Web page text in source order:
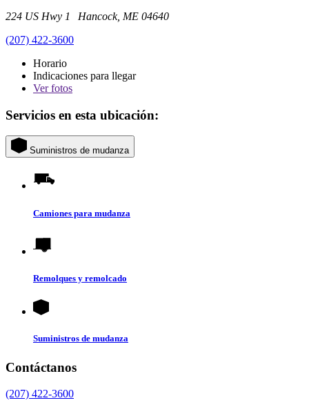
224 US Hwy 1 Hancock, ME 04640
(207) 422-3600
Horario
Indicaciones para llegar
Verfotos
Servicios en esta ubicación:
Suministros de mudanza
Camiones para mudanza
Remolques y remolcado
Suministros de mudanza
Contáctanos
(207) 422-3600